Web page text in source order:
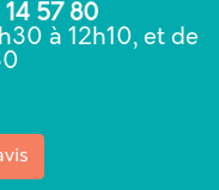
14 57 80
à 12h10, et de